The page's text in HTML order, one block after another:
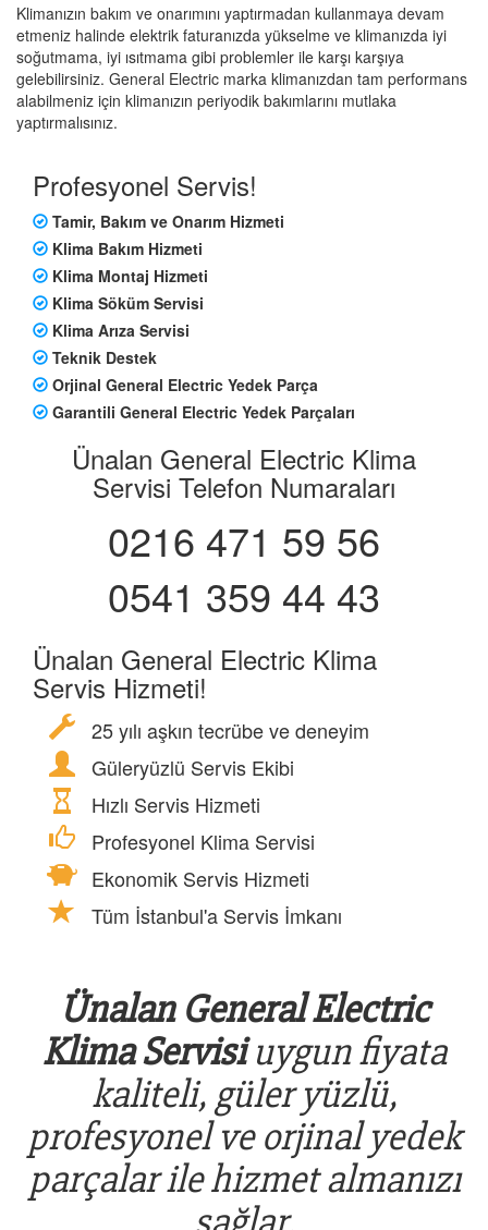
Klimanızın bakım ve onarımını yaptırmadan kullanmaya devam
etmeniz halinde elektrik faturanızda yükselme ve klimanızda iyi
soğutmama, iyi ısıtmama gibi problemler ile karşı karşıya
gelebilirsiniz. General Electric marka klimanızdan tam performans
alabilmeniz için klimanızın periyodik bakımlarını mutlaka
yaptırmalısınız.
Profesyonel Servis!
Tamir, Bakım ve Onarım Hizmeti
Klima Bakım Hizmeti
Klima Montaj Hizmeti
Klima Söküm Servisi
Klima Arıza Servisi
Teknik Destek
Orjinal General Electric Yedek Parça
Garantili General Electric Yedek Parçaları
Ünalan General Electric Klima
Servisi Telefon Numaraları
0216 471 59 56
0541 359 44 43
Ünalan General Electric Klima
Servis Hizmeti!
25 yılı aşkın tecrübe ve deneyim
Güleryüzlü Servis Ekibi
Hızlı Servis Hizmeti
Profesyonel Klima Servisi
Ekonomik Servis Hizmeti
Tüm İstanbul'a Servis İmkanı
Ünalan General Electric
Klima Servisiuygun fiyata
kaliteli, güler yüzlü,
profesyonel ve orjinal yedek
parçalar ile hizmet almanızı